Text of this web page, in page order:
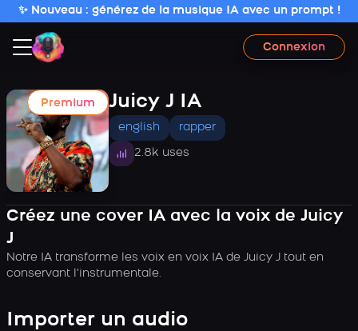
✨ Nouveau : générez de la musique IA avec un prompt !
Connexion
Premium Juicy J IA
english rapper
2.8k uses
Créez une cover IA avec la voix de Juicy
J
Notre IA transforme les voix en voix IA de Juicy J tout en
conservant l’instrumentale.
Importer un audio